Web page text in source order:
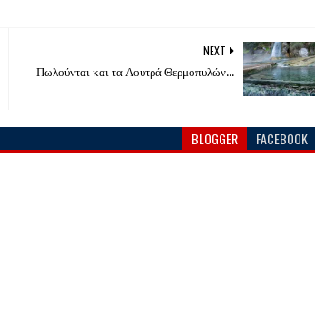
NEXT
Πωλούνται και τα Λουτρά Θερμοπυλών...
BLOGGER FACEBOOK